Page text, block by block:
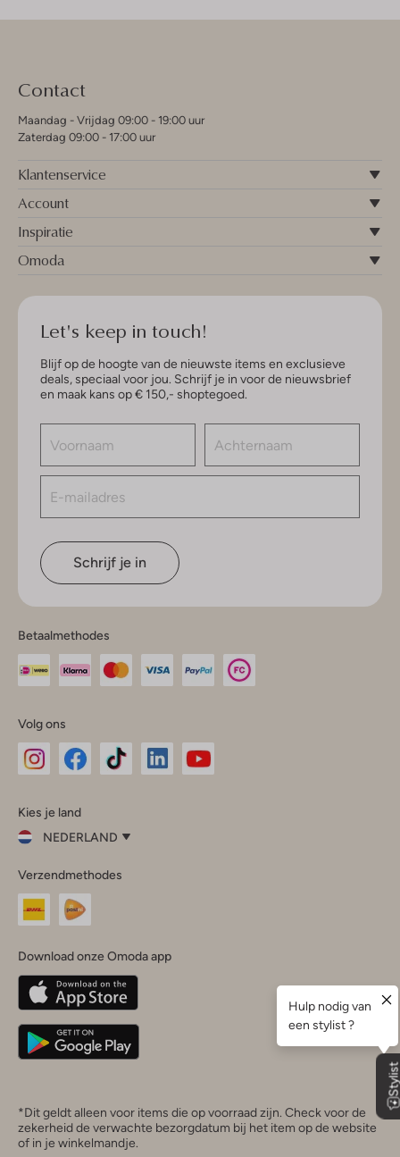
Contact
Maandag - Vrijdag 09:00 - 19:00 uur
Zaterdag 09:00 - 17:00 uur
Klantenservice
Account
Inspiratie
Omoda
Let's keep in touch!
Blijf op de hoogte van de nieuwste items en exclusieve
deals, speciaal voor jou. Schrijf je in voor de nieuwsbrief
en maak kans op € 150,- shoptegoed.
Schrijf je in
Betaalmethodes
Volg ons
InstagramFacebook
Kies je land
NEDERLAND
je
land
Nederland
Belgique(Français)
Deutschland
Verzendmethodes
Download onze Omoda app
*Dit geldt alleen voor items die op voorraad zijn. Check voor de
zekerheid de verwachte bezorgdatum bij het item op de website
of in je winkelmandje.